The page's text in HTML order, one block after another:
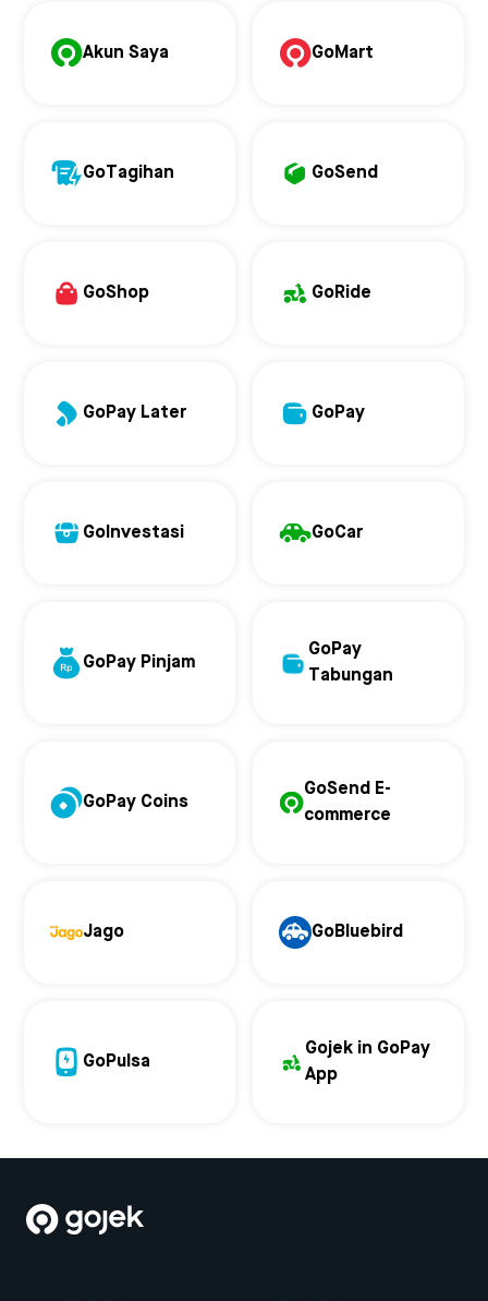
Akun Saya GoMart
GoTagihan GoSend
GoShop GoRide
GoPay Later GoPay
GoInvestasi GoCar
GoPay Pinjam
GoPay
Tabungan
GoPay Coins
GoSend E-
commerce
Jago GoBluebird
GoPulsa
Gojek in GoPay
App